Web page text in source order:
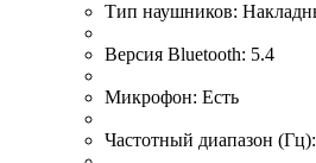
Тип наушников:
Версия Bluetooth: 5.4
Микрофон: Есть
Частотный диапазон (Гц):